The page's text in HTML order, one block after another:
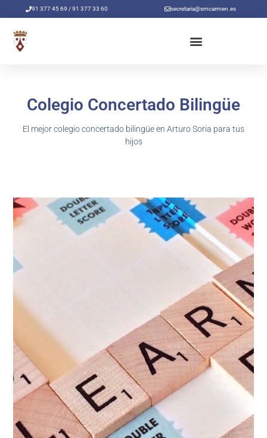
al
contenido
91 377 45 69 / 91 377 33 60 secretaria@smcarmen.es
Colegio Concertado Bilingüe
El mejor colegio concertado bilingüe en Arturo Soria para tus
hijos